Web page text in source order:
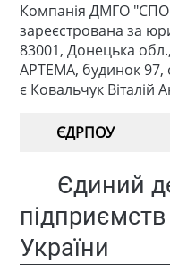
Компанія ДМГО
зареєстрована за
83001, Донецька
АРТЕМА, будинок 97,
є Ковальчук Віталій
ЄДРПОУ
Єдиний
підприємств
України